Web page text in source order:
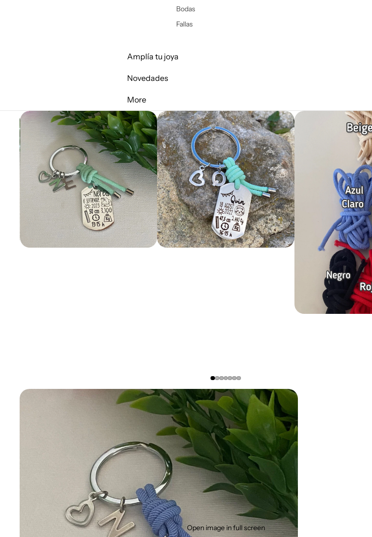
Bodas
Fallas
Amplía tu joya
Novedades
More
Open image in full screen